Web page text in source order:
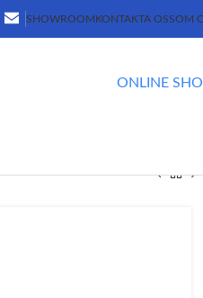
SHOWROOMKONTAKTA OSSOM
ONLINE